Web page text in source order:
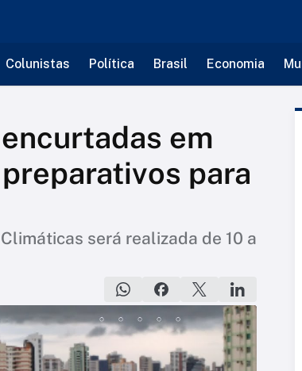
Colunistas Política Brasil Economia
em
para
será realizada de 10 a